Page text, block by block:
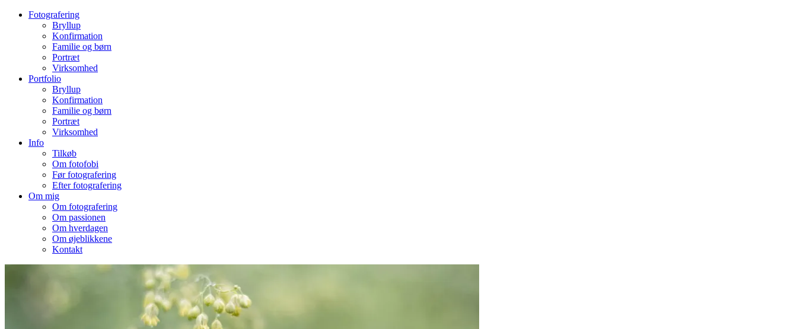
Fotografering
Bryllup
Konfirmation
Familie og børn
Portræt
Virksomhed
Portfolio
Bryllup
Konfirmation
Familie og børn
Portræt
Virksomhed
Info
Tilkøb
Om fotofobi
Før fotografering
Efter fotografering
Om mig
Om fotografering
Om passionen
Om hverdagen
Om øjeblikkene
Kontakt